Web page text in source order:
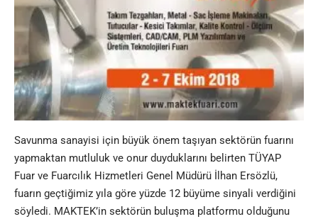
Savunma sanayisi için büyük önem taşıyan sektörün fuarını
yapmaktan mutluluk ve onur duyduklarını belirten TÜYAP
Fuar ve Fuarcılık Hizmetleri Genel Müdürü İlhan Ersözlü,
fuarın geçtiğimiz yıla göre yüzde 12 büyüme sinyali verdiğini
söyledi. MAKTEK’in sektörün buluşma platformu olduğunu